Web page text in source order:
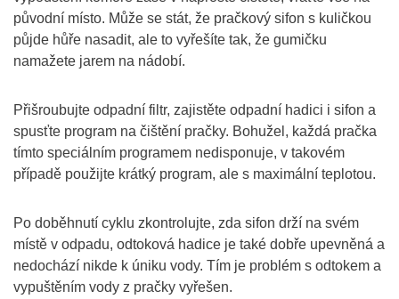
původní místo. Může se stát, že pračkový sifon s kuličkou
půjde hůře nasadit, ale to vyřešíte tak, že gumičku
namažete jarem na nádobí.
Přišroubujte odpadní filtr, zajistěte odpadní hadici i sifon a
spusťte program na čištění pračky. Bohužel, každá pračka
tímto speciálním programem nedisponuje, v takovém
případě použijte krátký program, ale s maximální teplotou.
Po doběhnutí cyklu zkontrolujte, zda sifon drží na svém
místě v odpadu, odtoková hadice je také dobře upevněná a
nedochází nikde k úniku vody. Tím je problém s odtokem a
vypuštěním vody z pračky vyřešen.